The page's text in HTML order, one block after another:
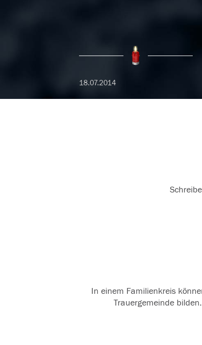
18.07.2014
In einem Familienkreis
Trauergemeinde